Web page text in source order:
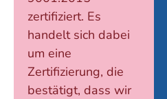
zertifiziert. Es
handelt sich dabei
um eine
Zertifizierung, die
bestätigt, dass wir